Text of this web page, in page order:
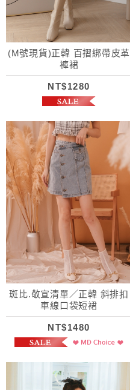
(M號現貨)正韓 百摺綁帶皮革
褲裙
NT$1280
斑比.敬宣清單／正韓 斜排扣
車線口袋短裙
NT$1480